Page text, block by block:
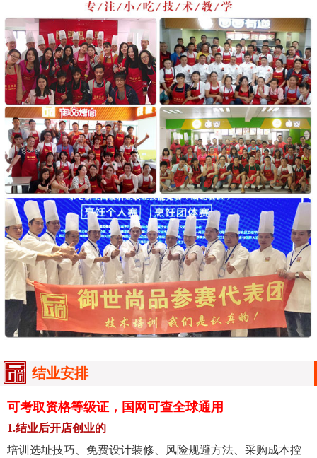
结业安排
可考取资格等级证，国网可查全球通用
1.结业后开店创业的
培训选址技巧、免费设计装修、风险规避方法、采购成本控